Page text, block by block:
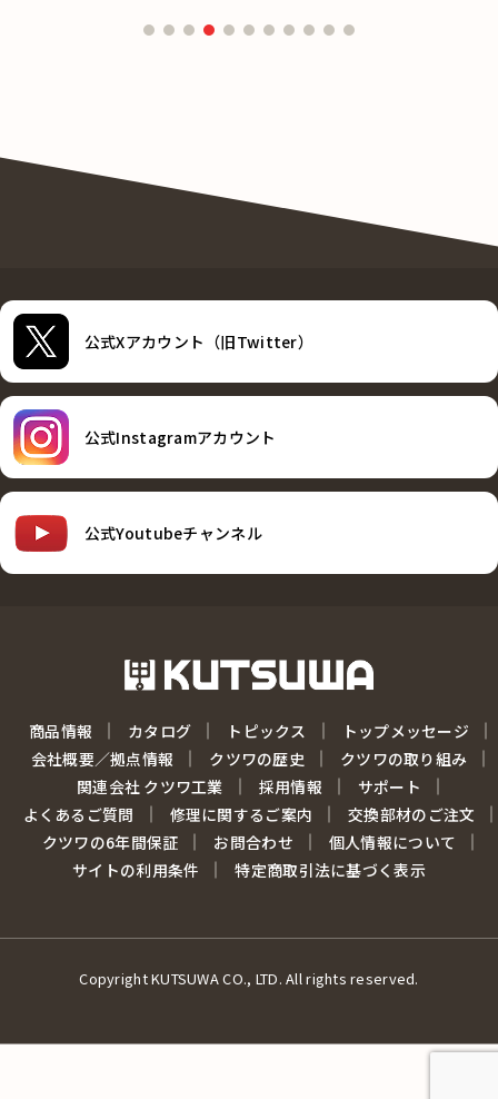
公式Xアカウント（旧Twitter）
公式Instagramアカウント
公式Youtubeチャンネル
商品情報 カタログ トピックス
トップメッセージ
会社概要／拠点情報
クツワの歴史
クツワの取り組み
関連会社 クツワ工業
採用情報
サポート
よくあるご質問
修理に関するご案内
交換部材のご注文
クツワの6年間保証
お問合わせ
個人情報について
サイトの利用条件
特定商取引法に基づく表示
Copyright KUTSUWA CO., LTD. All rights reserved.